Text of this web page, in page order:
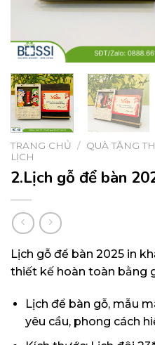
TRANG CHỦ / QUÀ TẶNG
LỊCH
2.Lịch gỗ để bàn
Lịch gỗ để bàn 2025 in
thiết kế hoàn toàn bằng
Lịch để bàn gỗ, mẫu
yêu cầu, phong cách